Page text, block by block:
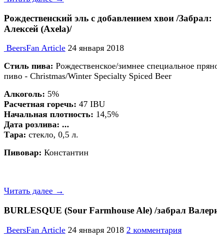
Рождественский эль c добавлением хвои /Забрал:
Алексей (Axela)/
BeersFan Article 24 января 2018
Стиль пива: Рождественское/зимнее специальное
пиво - Christmas/Winter Specialty Spiced Beer
Алкоголь: 5%
Расчетная горечь: 47 IBU
Начальная плотность: 14,5%
Дата розлива: ...
Тара: стекло, 0,5 л.
Пивовар: Константин
Читать далее →
BURLESQUE (Sour Farmhouse Ale) /забрал
BeersFan Article 24 января 2018 2 комментария